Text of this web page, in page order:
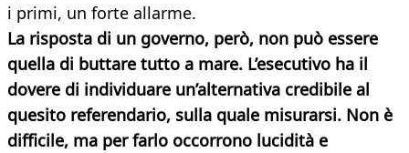
i primi, un forte allarme.
La risposta di un governo, però, non può essere
quella di buttare tutto a mare. L’esecutivo ha il
dovere di individuare un’alternativa credibile al
quesito referendario, sulla quale misurarsi. Non è
difficile, ma per farlo occorrono lucidità e